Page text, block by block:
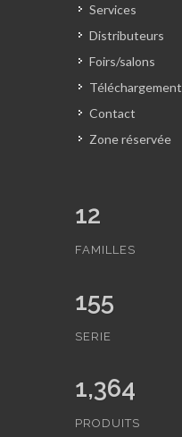
Services
Distributeurs
Foirs/salons
Téléchargement
Contact
Zone réservée
12
FAMILLES
155
SERIE
1,364
PRODUITS